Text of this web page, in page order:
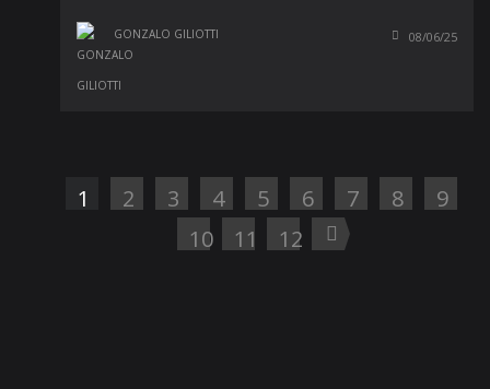
GONZALO GILIOTTI 08/06/25
1 2 3 4 5 6 7 8
9
10
11 12